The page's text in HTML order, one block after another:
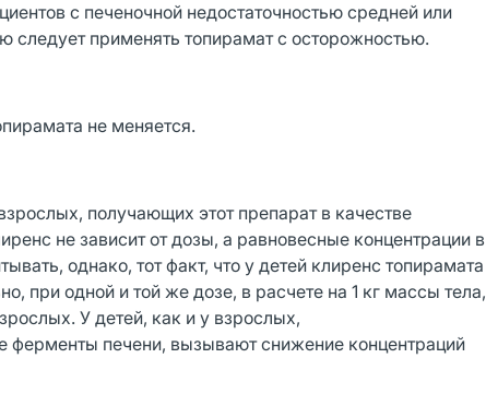
с печеночной недостаточностью средней или
следует применять топирамат с осторожностью.
не меняется.
получающих этот препарат в качестве
не зависит от дозы, а равновесные концентрации в
однако, тот факт, что у детей клиренс топирамата
при одной и той же дозе, в расчете на 1 кг массы тела,
У детей, как и у взрослых,
печени, вызывают снижение концентраций